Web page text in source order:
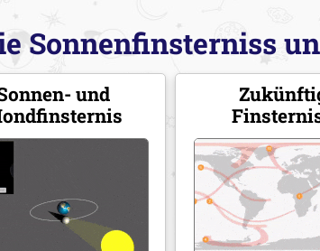
Sonnenfinsterniss
und